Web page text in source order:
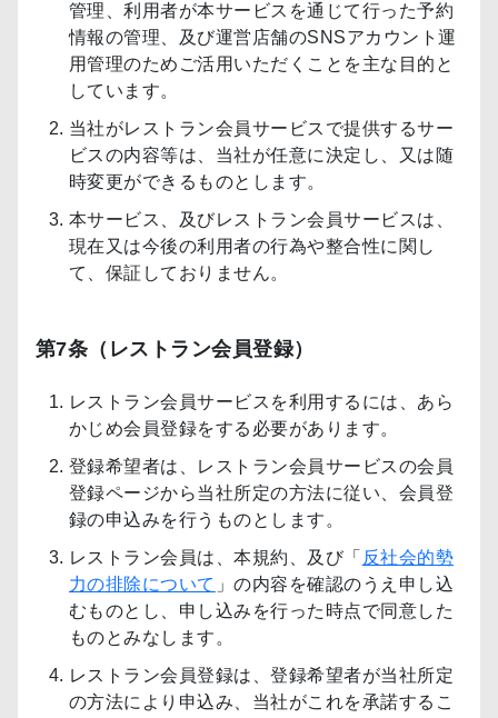
管理、利用者が本サービスを通じて行った予約
情報の管理、及び運営店舗のSNSアカウント運
用管理のためご活用いただくことを主な目的と
しています。
当社がレストラン会員サービスで提供するサー
ビスの内容等は、当社が任意に決定し、又は随
時変更ができるものとします。
本サービス、及びレストラン会員サービスは、
現在又は今後の利用者の行為や整合性に関し
て、保証しておりません。
第7条（レストラン会員登録）
レストラン会員サービスを利用するには、あら
かじめ会員登録をする必要があります。
登録希望者は、レストラン会員サービスの会員
登録ページから当社所定の方法に従い、会員登
録の申込みを行うものとします。
レストラン会員は、本規約、及び「 反社会的勢
力の排除について 」の内容を確認のうえ申し込
むものとし、申し込みを行った時点で同意した
ものとみなします。
レストラン会員登録は、登録希望者が当社所定
の方法により申込み、当社がこれを承諾するこ